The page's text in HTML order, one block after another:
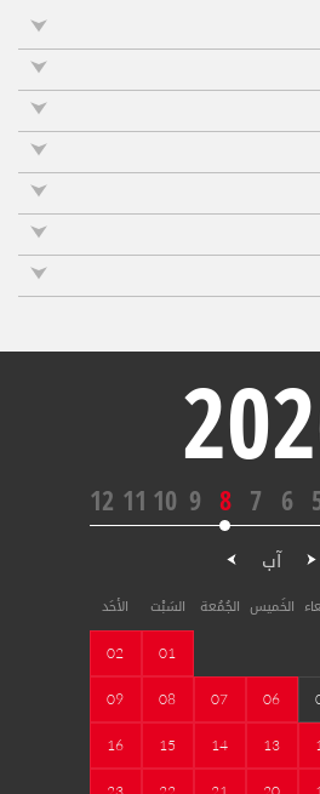
6
7
8
9
10
11
12
آب
الخَميس الجُمُعة السَبْت الأحَد
01
02
06
07
08
09
13
14
15
16